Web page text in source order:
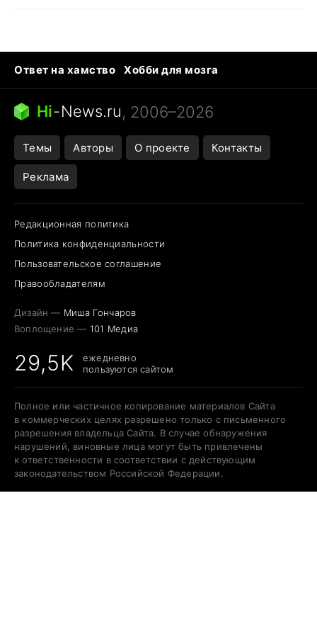
Ответ на хамство
Хобби для мозга
Бензин 100 и 95
Тунцы в океанариуме
Следующая пандемия
Hi-News.ru, 2006–2026
Темы Авторы О проекте Контакты
Реклама
Редакционная политика
Политика конфиденциальности
Пользовательское соглашение
Правообладателям
Дизайн — Миша Гончаров
Воплощение — 101 Медиа
29,5K
ежедневно
пользуются сайтом
Полное или частичное копирование материалов Сайта
в коммерческих целях разрешено только с письменного
разрешения владельца Сайта. В случае обнаружения
нарушений, виновные лица могут быть привлечены
к ответственности в соответствии с действующим
законодательством Российской Федерации.